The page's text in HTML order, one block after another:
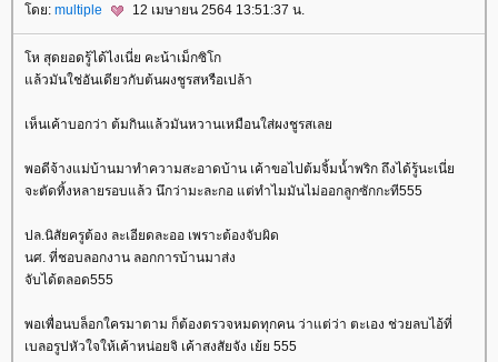
ดย: multiple 12 เมษายน 2564 13:51:37 น.
ห สุดยอดรู้ได้ไงเนี่ย คะน้าเม็กซิโก
ล้วมันใช่อันเดียวกับต้นผงชูรสหรือเปล้า
เห็นเค้าบอกว่า ต้มกินแล้วมันหวานเหมือนใส่ผงชูรสเล
พอดีจ้างแม่บ้านมาทำความสะอาดบ้าน เค้าขอไปต้มจิ้มน้ำพริก ถึงได้รู้นะเนี่
จะตัดทิ้งหลายรอบแล้ว นึกว่ามะละกอ แต่ทำไมมันไม่ออกลูกซักกะที555
ปล.นิสัยครูต้อง ละเอียดละออ เพราะต้องจับผิด
นศ. ที่ชอบลอกงาน ลอกการบ้านมาส่ง
จับได้ตลอด555
พอเพื่อนบล็อกใครมาตาม ก็ต้องตรวจหมดทุกคน ว่าแต่ว่า ตะเอง ช่วยลบไอ้ที่
เบลอรูปหัวใจให้เค้าหน่อยจิ เค้าสงสัยจัง เย้ย 555